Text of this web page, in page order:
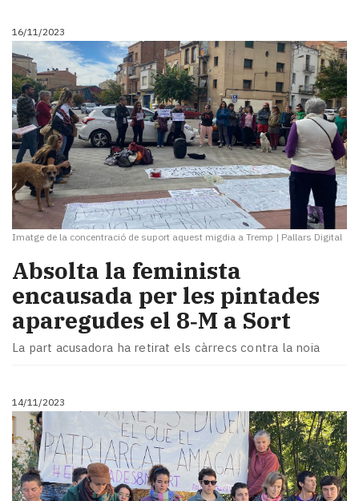
Pallars
Contingut
patrocinat
Lo
més
llegit...
Editorial
16/11/2023
Imatge de la concentració de suport aquest migdia a Tremp | Pallars Digital
Absolta la feminista
encausada per les pintades
aparegudes el 8‑M a Sort
La part acusadora ha retirat els càrrecs contra la noia
14/11/2023